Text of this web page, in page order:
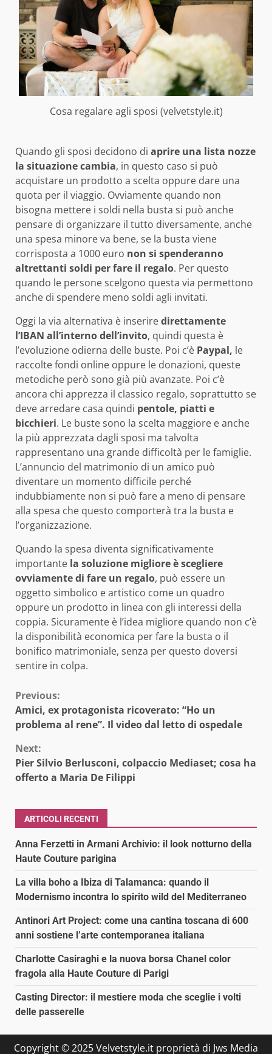
Cosa regalare agli sposi (velvetstyle.it)
Quando gli sposi decidono di aprire una lista nozze
la situazione cambia, in questo caso si può
acquistare un prodotto a scelta oppure dare una
quota per il viaggio. Ovviamente quando non
bisogna mettere i soldi nella busta si può anche
pensare di organizzare il tutto diversamente, anche
una spesa minore va bene, se la busta viene
corrisposta a 1000 euro non si spenderanno
altrettanti soldi per fare il regalo. Per questo
quando le persone scelgono questa via permettono
anche di spendere meno soldi agli invitati.
Oggi la via alternativa è inseriredirettamente
l’IBAN all’interno dell’invito, quindi questa è
l’evoluzione odierna delle buste. Poi c’è Paypal, le
raccolte fondi online oppure le donazioni, queste
metodiche però sono già più avanzate. Poi c’è
ancora chi apprezza il classico regalo, soprattutto se
deve arredare casa quindi pentole, piatti e
bicchieri. Le buste sono la scelta maggiore e anche
la più apprezzata dagli sposi ma talvolta
rappresentano una grande difficoltà per le famiglie.
L’annuncio del matrimonio di un amico può
diventare un momento difficile perché
indubbiamente non si può fare a meno di pensare
alla spesa che questo comporterà tra la busta e
l’organizzazione.
Quando la spesa diventa significativamente
importante la soluzione migliore è scegliere
ovviamente di fare un regalo, può essere un
oggetto simbolico e artistico come un quadro
oppure un prodotto in linea con gli interessi della
coppia. Sicuramente è l’idea migliore quando non c’è
la disponibilità economica per fare la busta o il
bonifico matrimoniale, senza per questo doversi
sentire in colpa.
Continue
Reading
Previous:
Amici, ex protagonista ricoverato: “Ho un
problema al rene”. Il video dal letto di ospedale
Next:
Pier Silvio Berlusconi, colpaccio Mediaset; cosa ha
offerto a Maria De Filippi
ARTICOLI RECENTI
Anna Ferzetti in Armani Archivio: il look notturno della
Haute Couture parigina
La villa boho a Ibiza di Talamanca: quando il
Modernismo incontra lo spirito wild del Mediterraneo
Antinori Art Project: come una cantina toscana di 600
anni sostiene l’arte contemporanea italiana
Charlotte Casiraghi e la nuova borsa Chanel color
fragola alla Haute Couture di Parigi
Casting Director: il mestiere moda che sceglie i volti
delle passerelle
Copyright © 2025 Velvetstyle.it proprietà di Jws Media